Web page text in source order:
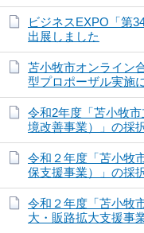
ビジネスEXPO「第
出展しました
苫小牧市オンライン
型プロポーザル実
令和2年度「苫小牧
境改善事業）」の採
令和２年度「苫小牧
保支援事業）」の採
令和２年度「苫小牧
大・販路拡大支援事